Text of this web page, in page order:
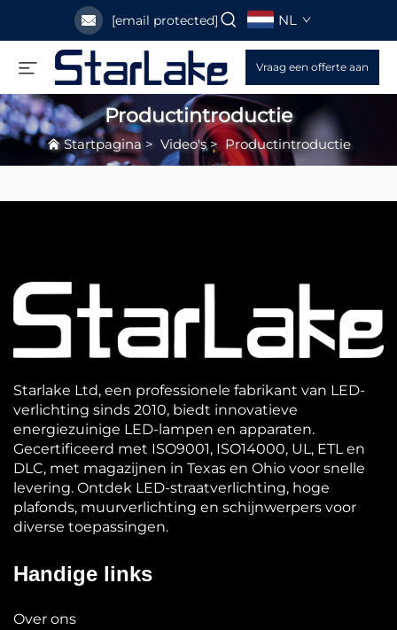
[email protected] NL
Vraag een offerte aan
Productintroductie
Startpagina > Video's> Productintroductie
Starlake Ltd, een professionele fabrikant van LED-
verlichting sinds 2010, biedt innovatieve
energiezuinige LED-lampen en apparaten.
Gecertificeerd met ISO9001, ISO14000, UL, ETL en
DLC, met magazijnen in Texas en Ohio voor snelle
levering. Ontdek LED-straatverlichting, hoge
plafonds, muurverlichting en schijnwerpers voor
diverse toepassingen.
Handige links
Over ons